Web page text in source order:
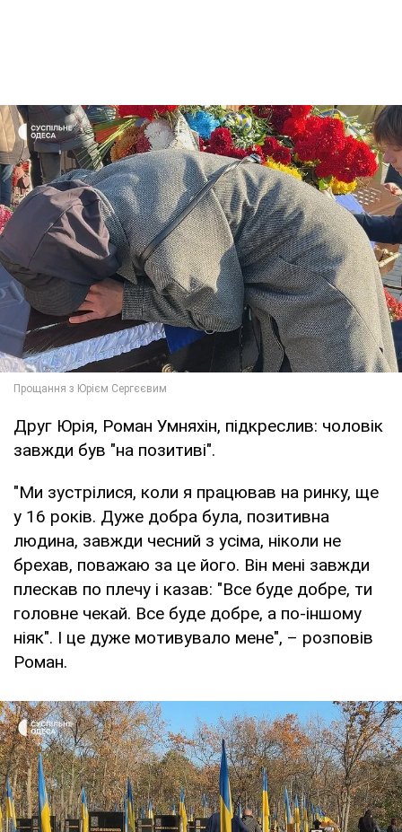
Друг Юрія, Роман Умняхін, підкреслив: чоловік
завжди був "на позитиві".
"Ми зустрілися, коли я працював на ринку, ще
у 16 років. Дуже добра була, позитивна
людина, завжди чесний з усіма, ніколи не
брехав, поважаю за це його. Він мені завжди
плескав по плечу і казав: "Все буде добре, ти
головне чекай. Все буде добре, а по-іншому
ніяк". І це дуже мотивувало мене", – розповів
Роман.